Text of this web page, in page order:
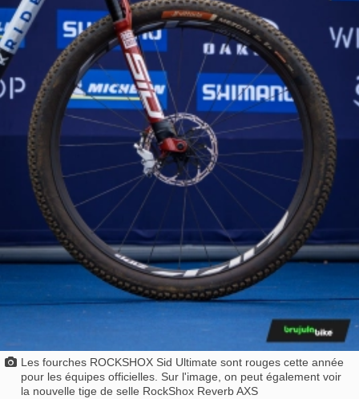
Les fourches ROCKSHOX Sid Ultimate sont rouges cette année
pour les équipes officielles. Sur l'image, on peut également voir
la nouvelle tige de selle RockShox Reverb AXS